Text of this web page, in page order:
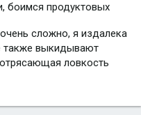
боимся продуктовых
сложно, я издалека
также выкидывают
ловкость